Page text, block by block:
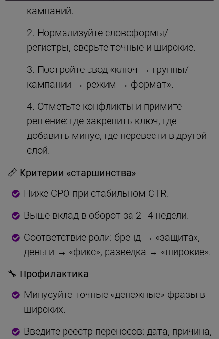
кампаний.
Нормализуйте словоформы/
регистры, сверьте точные и широкие.
Постройте свод «ключ → группы/
кампании → режим → формат».
Отметьте конфликты и примите
решение: где закрепить ключ, где
добавить минус, где перевести в другой
слой.
📏 Критерии «старшинства»
Ниже CPO при стабильном CTR.
Выше вклад в оборот за 2–4 недели.
Соответствие роли: бренд → «защита»,
деньги → «фикс», разведка → «широкие».
🔧 Профилактика
Минусуйте точные «денежные» фразы в
широких.
Введите реестр переносов: дата, причина,